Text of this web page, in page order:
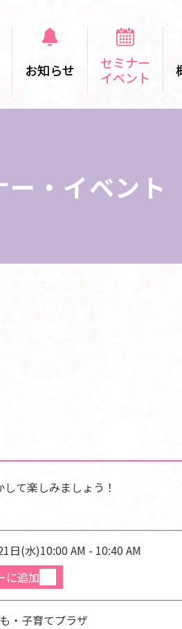
お知らせ
セミナー
イベント
ー・イベント
て楽しみましょう！
日(水)10:00 AM - 10:40 AM
に追加
・子育てプラザ